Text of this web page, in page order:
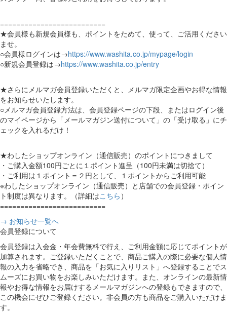
==========================
★会員様も新規会員様も、ポイントをためて、使って、ご活用ください
ませ。
○会員様ログインは→https://www.washita.co.jp/mypage/login
○新規会員登録は→https://www.washita.co.jp/entry
★さらにメルマガ会員登録いただくと、メルマガ限定企画やお得な情報
をお知らせいたします。
○メルマガ会員登録方法は、会員登録ページの下段、またはログイン後
のマイページから「メールマガジン送付について」の「受け取る」にチ
ェックを入れるだけ！
★わしたショップオンライン（通信販売）のポイントにつきまして
・ご購入金額100円ごとに１ポイント進呈（100円未満は切捨て）
・ご利用は１ポイント＝２円として、１ポイントからご利用可能
※わしたショップオンライン（通信販売）と店舗での会員登録・ポイン
ト制度は異なります。（詳細はこちら ）
==========================
→ お知らせ一覧へ
会員登録について
会員登録は入会金・年会費無料で行え、ご利用金額に応じてポイントが
加算されます。ご登録いただくことで、商品ご購入の際に必要な個人情
報の入力を省略でき、商品を「お気に入りリスト」へ登録することでス
ムーズにお買い物をお楽しみいただけます。また、オンラインの最新情
報やお得な情報をお届けするメールマガジンへの登録もできますので、
この機会にぜひご登録ください。非会員の方も商品をご購入いただけま
す。